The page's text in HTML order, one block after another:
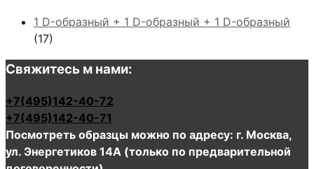
1 D-образный + 1 D-образный + 1 D-образный
(17)
Свяжитесь м нами:
+7(495)142-40-72
+7(495)142-40-71
Посмотреть образцы можно по адресу: г. Москва,
ул. Энергетиков 14А (только по предварительной